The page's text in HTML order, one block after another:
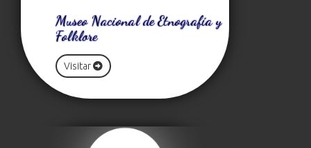
Museo Nacional de Etnografía y
Folklore
Visitar